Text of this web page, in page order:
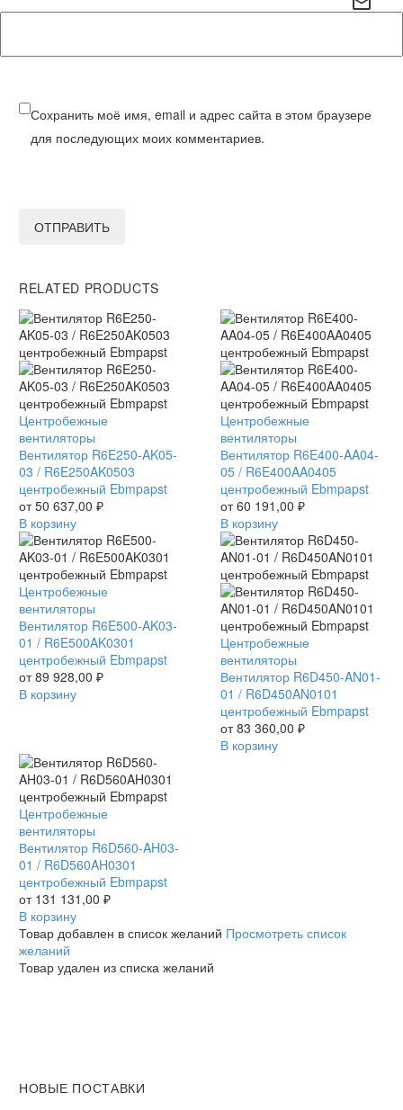
Сохранить моё имя, email и адрес сайта в этом браузере
для последующих моих комментариев.
ОТПРАВИТЬ
RELATED PRODUCTS
Вентилятор
R6E250-
AK05-
03
/
R6E250AK0503
центробежный
Ebmpapst
Центробежные
вентиляторы
Вентилятор R6E250-AK05-
03 / R6E250AK0503
центробежный Ebmpapst
от50 637,00 ₽
В корзину
Вентилятор
R6E400-
AA04-
05
/
R6E400AA0405
центробежный
Ebmpapst
Центробежные
вентиляторы
Вентилятор R6E400-AA04-
05 / R6E400AA0405
центробежный Ebmpapst
от60 191,00 ₽
В корзину
Вентилятор
R6E500-
AK03-
01
/
R6E500AK0301
центробежный
Центробежные
вентиляторы
Вентилятор R6E500-AK03-
01 / R6E500AK0301
центробежный Ebmpapst
от89 928,00 ₽
В корзину
Вентилятор
R6D450-
AN01-
01
/
R6D450AN0101
центробежный
Центробежные
вентиляторы
Вентилятор R6D450-AN01-
01 / R6D450AN0101
центробежный Ebmpapst
от83 360,00 ₽
В корзину
Вентилятор
R6D560-
AH03-
01
/
R6D560AH0301
центробежный
Ebmpapst
Центробежные
вентиляторы
Вентилятор R6D560-AH03-
01 / R6D560AH0301
центробежный Ebmpapst
от 131 131,00 ₽
В корзину
Товар добавлен в список желаний Просмотреть список
желаний
Товар удален из списка желаний
НОВЫЕ ПОСТАВКИ